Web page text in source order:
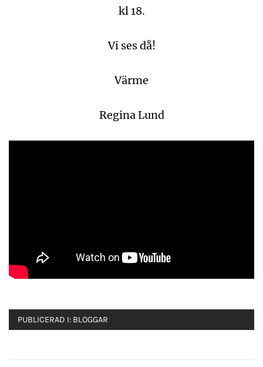
kl 18.
Vi ses då!
Värme
Regina Lund
PUBLICERAD I: BLOGGAR